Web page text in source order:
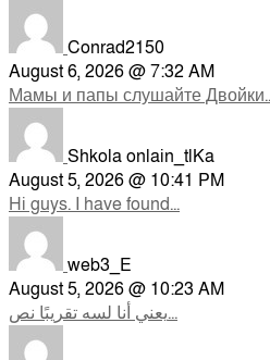
Conrad2150
August 6, 2026 @ 7:32 AM
Мамы и папы слушайте
Shkola onlain_tlKa
August 5, 2026 @ 10:41 PM
Hi guys. I have found...
web3_E
August 5, 2026 @ 10:23 AM
يعني أنا لسه تقريبًا نص...